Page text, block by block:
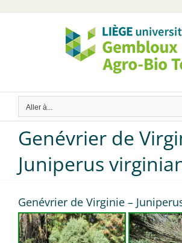
Aller à...
Genévrier de
Juniperus
Genévrier de Virginie –